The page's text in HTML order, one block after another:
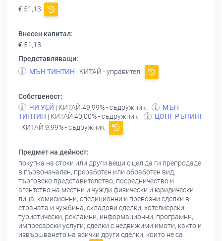
€ 51,13
Внесен капитал:
€ 51,13
Представляващи:
МЪН ТИНТИН | КИТАЙ - управител
Собственост:
ЧИ УЕЙ | КИТАЙ 49,99% - съдружник |
МЪН
ТИНТИН | КИТАЙ 40,00% - съдружник |
ЦОНГ РЪПИНГ
| КИТАЙ 9,99% - съдружник
Предмет на дейност:
покупка на стоки или други вещи с цел да ги препродаде
в първоначален, преработен или обработен вид,
търговско представителство, посредничество и
агентство на местни и чужди физически и юридически
лица; комисионни, спедиционни и превозни сделки в
страната и чужбина; складови сделки; хотелиерски,
туристически, рекламни, информационни, програмни,
импресарски услуги; сделки с недвижими имоти, както и
извършването на всички други сделки, които не са